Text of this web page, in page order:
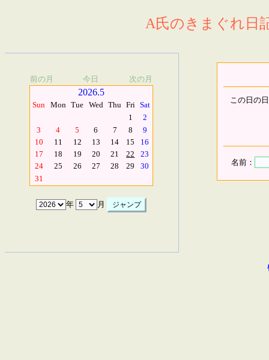
A氏のきまぐれ日
前の月 今日 次の月
2026.5
Sun Mon Tue Wed Thu Fri Sat
1
2
3
4 5 6 7 8
9
10
11 12 13 14 15
16
17
18 19 20 21 22
23
24
25 26 27 28 29
30
31
年 月
この日の
名前：